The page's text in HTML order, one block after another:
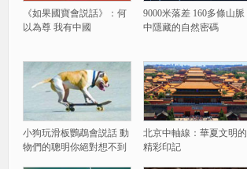
《如果國寶會説話》：何
以為尊 我有中國
9000米落差 160多條山脈
中隱藏的自然密碼
小狗玩滑板鸚鵡會説話 動
物們的聰明你絕對想不到
北京中軸線：華夏文明的
精彩印記